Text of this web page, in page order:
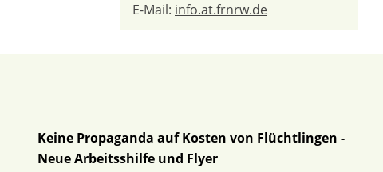
E-Mail: info.at.frnrw.de
Keine Propaganda auf Kosten von Flüchtlingen -
Neue Arbeitsshilfe und Flyer